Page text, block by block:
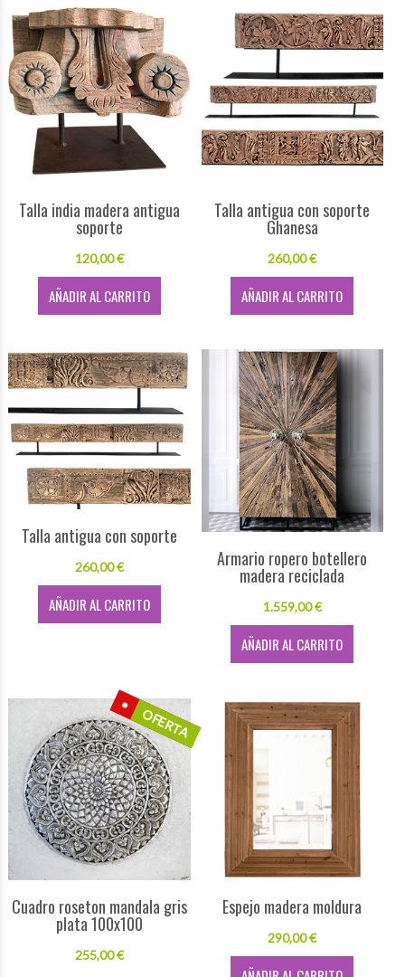
Talla india madera antigua
soporte
120,00 €
AÑADIR AL CARRITO
Talla antigua con soporte
Ghanesa
260,00 €
AÑADIR AL CARRITO
Talla antigua con soporte
260,00 €
AÑADIR AL CARRITO
Armario ropero botellero
madera reciclada
1.559,00 €
AÑADIR AL CARRITO
OFERTA
Cuadro roseton mandala gris
plata 100x100
255,00 €
Espejo madera moldura
290,00 €